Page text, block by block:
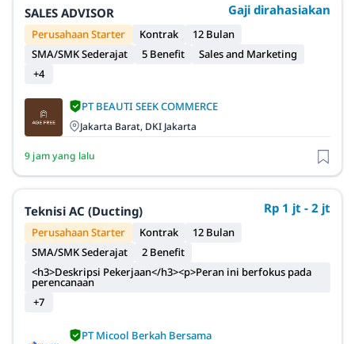
SALES ADVISOR Gaji dirahasiakan
Perusahaan Starter Kontrak
12 Bulan
SMA/SMK Sederajat
5 Benefit
Sales and Marketing
+4
PT BEAUTI SEEK COMMERCE
Jakarta Barat, DKI Jakarta
9 jam yang lalu
Teknisi AC (Ducting) Rp 1 jt - 2 jt
Perusahaan Starter Kontrak
12 Bulan
SMA/SMK Sederajat
2 Benefit
<h3>Deskripsi Pekerjaan</h3><p>Peran ini berfokus pada
perencanaan
+7
PT Micool Berkah Bersama